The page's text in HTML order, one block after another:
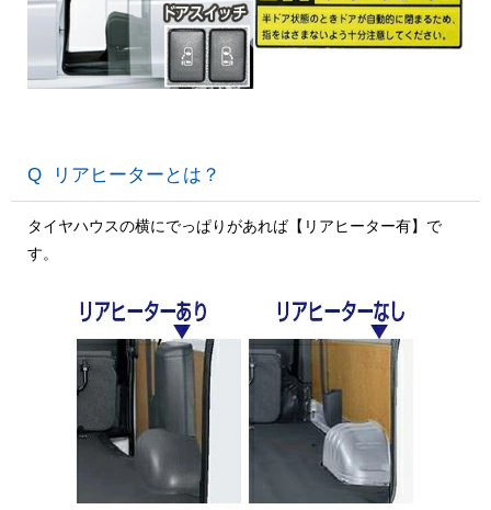
リアヒーターとは？
タイヤハウスの横にでっぱりがあれば【リアヒーター有】で
す。